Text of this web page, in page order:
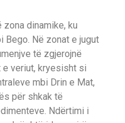
zona dinamike, ku
Bego. Në zonat e jugut
të zgjerojnë
e veriut, kryesisht si
mbi Drin e Mat,
për shkak të
Ndërtimi i